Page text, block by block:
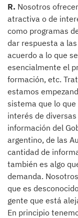
R. Nosotros
atractiva o de
como programas
dar respuesta a
acuerdo a lo que
esencialmente el
formación, etc.
estamos
sistema que lo
interés de
información del
argentino, de las
cantidad de
también es algo
demanda.
que es
gente que está
En principio